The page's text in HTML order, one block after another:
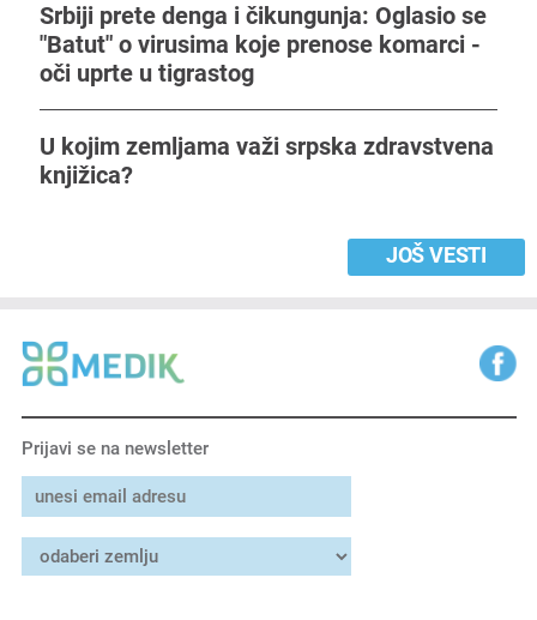
Srbiji prete denga i čikungunja: Oglasio se
"Batut" o virusima koje prenose komarci -
oči uprte u tigrastog
U kojim zemljama važi srpska zdravstvena
knjižica?
JOŠ VESTI
Prijavi se na newsletter